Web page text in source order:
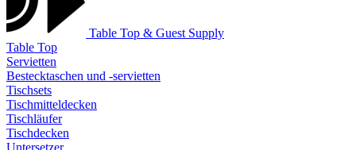
Table Top & Guest Supply
Table Top
Servietten
Bestecktaschen und -servietten
Tischsets
Tischmitteldecken
Tischläufer
Tischdecken